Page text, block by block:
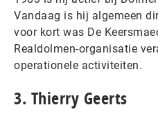
Vandaag is hij algemeen
voor kort was De
Realdolmen-organisatie
operationele activiteiten.
3. Thierry Geerts